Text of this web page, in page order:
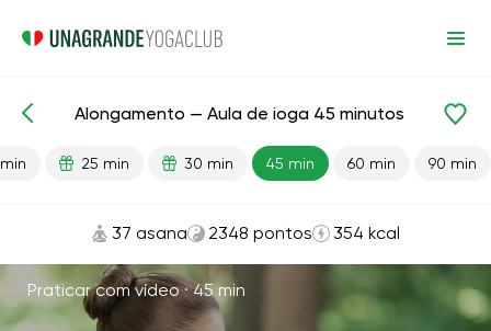
Aulas prontas Flexibilidade
Alongamento — Aula de ioga 45 minutos
25 min 30 min 45 min 60 min 90 min
37 asana 2348 pontos 354 kcal
Praticar com vídeo ·45 min